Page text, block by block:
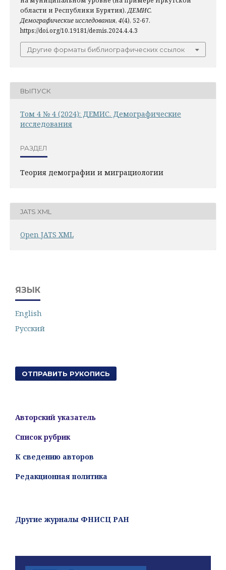
области и Республики Бурятия).ДЕМИС.
Демографические исследования, 4(4), 52-67.
https://doi.org/10.19181/demis.2024.4.4.3
Другие форматы библиографических ссылок
ВЫПУСК
Том 4 № 4 (2024): ДЕМИС. Демографические
исследования
РАЗДЕЛ
Теория демографии и миграциологии
JATS XML
Open JATS XML
ЯЗЫК
English
Русский
ОТПРАВИТЬ РУКОПИСЬ
Авторский указатель
Список рубрик
К сведению авторов
Редакционная политика
Другие журналы ФНИСЦ РАН